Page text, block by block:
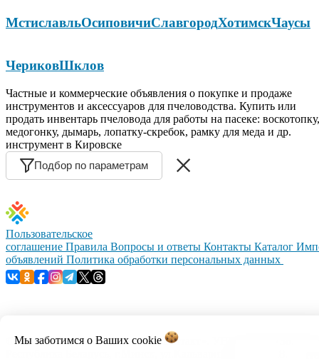
МстиславльОсиповичиСлавгородХотимскЧаусы
ЧериковШклов
Частные и коммерческие объявления о покупке и продаже
инструментов и аксессуаров для пчеловодства. Купить или
продать инвентарь пчеловода для работы на пасеке: воскотопку,
медогонку, дымарь, лопатку-скребок, рамку для меда и др.
инструмент в Кировске
Подбор по параметрам
Мы заботимся о Ваших cookie
Пользовательское
соглашение Правила Вопросы и ответы Контакты Каталог
объявлений Политика обработки персональных данных
© 1999–2026, ООО «Открытый контакт». УНП 100008738.